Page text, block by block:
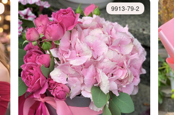
9913-79-2